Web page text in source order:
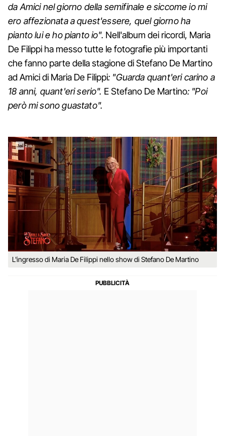
da Amici nel giorno della semifinale e siccome io mi
ero affezionata a quest'essere, quel giorno ha
pianto lui e ho pianto io". Nell'album dei ricordi, Maria
De Filippi ha messo tutte le fotografie più importanti
che fanno parte della stagione di Stefano De Martino
ad Amici di Maria De Filippi: "Guarda quant'eri carino a
18 anni, quant'eri serio". E Stefano De Martino: "Poi
però mi sono guastato".
L'ingresso di Maria De Filippi nello show di Stefano De Martino